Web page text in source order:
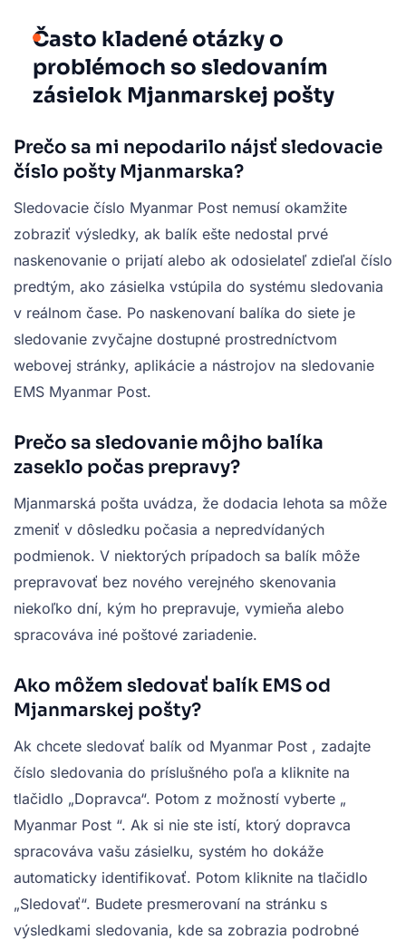
Často kladené otázky o
problémoch so sledovaním
zásielok Mjanmarskej pošty
Prečo sa mi nepodarilo nájsť sledovacie
číslo pošty Mjanmarska?
Sledovacie číslo Myanmar Post nemusí okamžite
zobraziť výsledky, ak balík ešte nedostal prvé
naskenovanie o prijatí alebo ak odosielateľ zdieľal číslo
predtým, ako zásielka vstúpila do systému sledovania
v reálnom čase. Po naskenovaní balíka do siete je
sledovanie zvyčajne dostupné prostredníctvom
webovej stránky, aplikácie a nástrojov na sledovanie
EMS Myanmar Post.
Prečo sa sledovanie môjho balíka
zaseklo počas prepravy?
Mjanmarská pošta uvádza, že dodacia lehota sa môže
zmeniť v dôsledku počasia a nepredvídaných
podmienok. V niektorých prípadoch sa balík môže
prepravovať bez nového verejného skenovania
niekoľko dní, kým ho prepravuje, vymieňa alebo
spracováva iné poštové zariadenie.
Ako môžem sledovať balík EMS od
Mjanmarskej pošty?
Ak chcete sledovať balík od Myanmar Post , zadajte
číslo sledovania do príslušného poľa a kliknite na
tlačidlo „Dopravca“. Potom z možností vyberte „
Myanmar Post “. Ak si nie ste istí, ktorý dopravca
spracováva vašu zásielku, systém ho dokáže
automaticky identifikovať. Potom kliknite na tlačidlo
„Sledovať“. Budete presmerovaní na stránku s
výsledkami sledovania, kde sa zobrazia podrobné